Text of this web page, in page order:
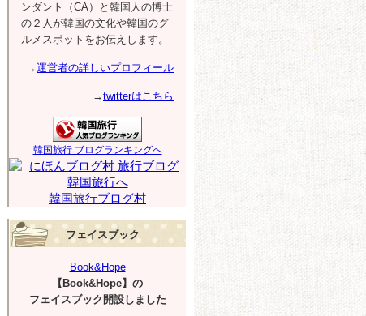
ンダント（CA）と韓国人の博士
の２人が韓国の文化や韓国のグ
ルメスポットをお伝えします。
→運営者の詳しいプロフィール
→twitterはこちら
韓国旅行 ブログランキングへ
韓国旅行ブログ村
フェイスブック
Book&Hope
【Book&Hope】の
フェイスブック開設しました